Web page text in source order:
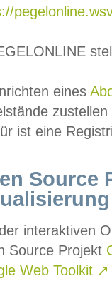
eines
ist eine
Source
interaktiven
Source Projekt
Web Toolkit ↗